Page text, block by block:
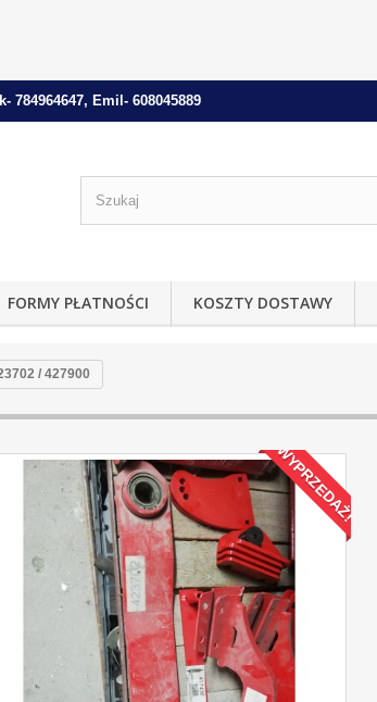
784964647, Emil- 608045889
FORMY PŁATNOŚCI KOSZTY DOSTAWY
/ 427900
WYPRZEDAŻ!